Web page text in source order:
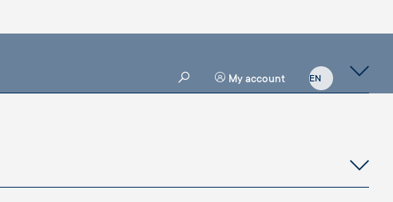
My account